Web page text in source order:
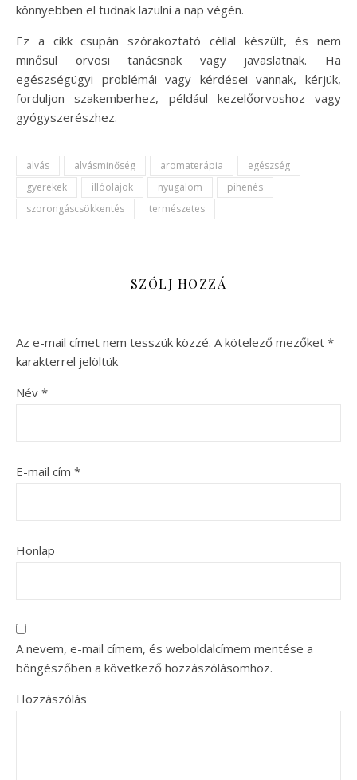
könnyebben el tudnak lazulni a nap végén.
Ez a cikk csupán szórakoztató céllal készült, és nem
minősül orvosi tanácsnak vagy javaslatnak. Ha
egészségügyi problémái vagy kérdései vannak, kérjük,
forduljon szakemberhez, például kezelőorvoshoz vagy
gyógyszerészhez.
alvás alvásminőség aromaterápia
egészség
gyerekek
illóolajok nyugalom
pihenés
szorongáscsökkentés
természetes
SZÓLJ HOZZÁ
Az e-mail címet nem tesszük közzé. A kötelező mezőket *
karakterrel jelöltük
Név *
E-mail cím *
Honlap
A nevem, e-mail címem, és weboldalcímem mentése a
böngészőben a következő hozzászólásomhoz.
Hozzászólás